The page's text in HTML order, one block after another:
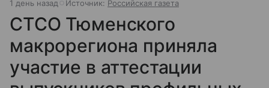
1 день назад Источник: Российская газета
СТСО Тюменского
макрорегиона приняла
участие в аттестации